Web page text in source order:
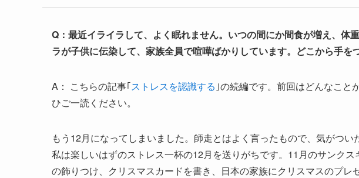
Q：最近イライラして、よく眠れません。いつの間にか間食が増え、体
ラが子供に伝染して、家族全員で喧嘩ばかりしています。どこから手を
A： こちらの記事｢ストレスを認識する ｣の続編です。前回はどんなこ
ひご一読ください。
もう12月になってしまいました。師走とはよく言ったもので、気がつい
私は楽しいはずのストレス一杯の12月を送りがちです。11月のサンク
の飾りつけ、クリスマスカードを書き、日本の家族にクリスマスのプレ